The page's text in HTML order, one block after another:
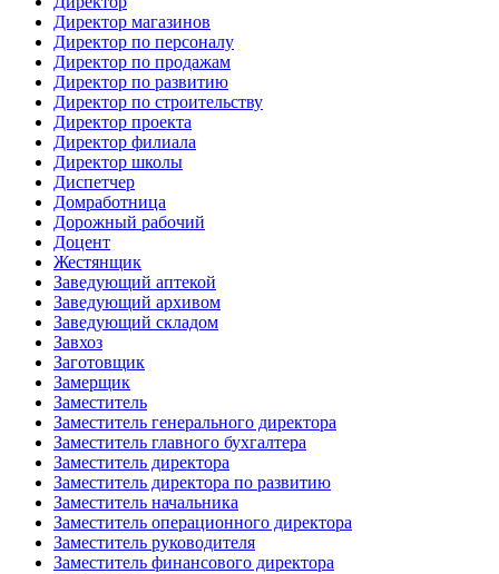
Директор магазинов
Директор по персоналу
Директор по продажам
Директор по развитию
Директор по строительству
Директор проекта
Директор филиала
Директор школы
Диспетчер
Домработница
Дорожный рабочий
Доцент
Жестянщик
Заведующий аптекой
Заведующий архивом
Заведующий складом
Завхоз
Заготовщик
Замерщик
Заместитель
Заместитель генерального директора
Заместитель главного бухгалтера
Заместитель директора
Заместитель директора по развитию
Заместитель начальника
Заместитель операционного директора
Заместитель руководителя
Заместитель финансового директора